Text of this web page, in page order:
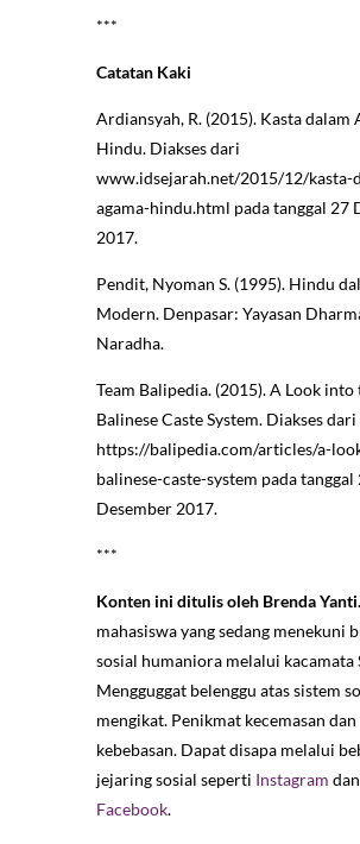
***
Catatan Kaki
Ardiansyah, R. (2015). Kasta dalam
Hindu. Diakses dari
www.idsejarah.net/2015/12/kasta-
agama-hindu.html pada tanggal 27
2017.
Pendit, Nyoman S. (1995). Hindu
Modern. Denpasar: Yayasan
Naradha.
Team Balipedia. (2015). A Look into
Balinese Caste System. Diakses dari
https://balipedia.com/articles/a-
balinese-caste-system pada tanggal
Desember 2017.
***
Konten ini ditulis oleh Brenda Yanti.
mahasiswa yang sedang menekuni
sosial humaniora melalui kacamata
Mengguggat belenggu atas sistem
mengikat. Penikmat kecemasan
kebebasan. Dapat disapa melalui
jejaring sosial seperti Instagram dan
Facebook.